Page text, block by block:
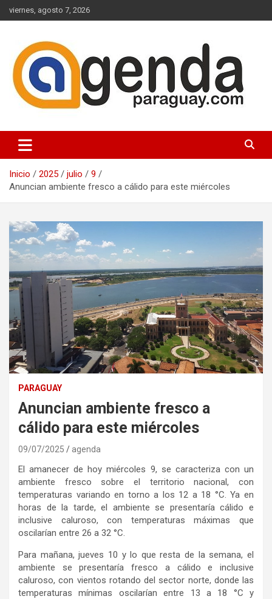
Saltar
al
viernes, agosto 7, 2026
Agenda Paraguay
Inicio 2025 julio
9
Anuncian ambiente fresco a cálido para este miércoles
PARAGUAY
Anuncian ambiente fresco a
cálido para este miércoles
09/07/2025 agenda
El amanecer de hoy miércoles 9, se caracteriza con un
ambiente fresco sobre el territorio nacional, con
temperaturas variando en torno a los 12 a 18 °C. Ya en
horas de la tarde, el ambiente se presentaría cálido e
inclusive caluroso, con temperaturas máximas que
oscilarían entre 26 a 32 °C.
Para mañana, jueves 10 y lo que resta de la semana, el
ambiente se presentaría fresco a cálido e inclusive
caluroso, con vientos rotando del sector norte, donde las
temperaturas mínimas oscilarían entre 13 a 18 °C y